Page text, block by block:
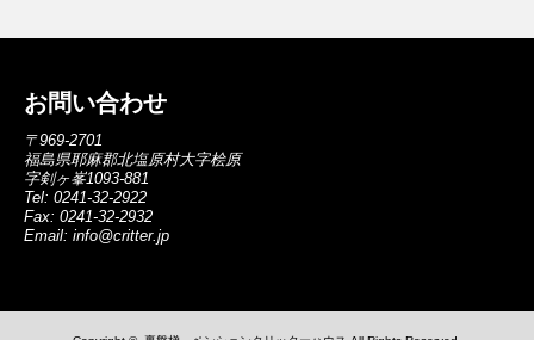
お問い合わせ
〒969-2701
福島県耶麻郡北塩原村大字桧原
字剣ヶ峯1093-881
Tel: 0241-32-2922
Fax: 0241-32-2932
Email: info@critter.jp